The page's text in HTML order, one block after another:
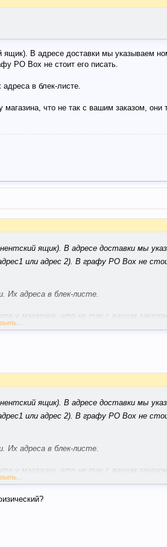
ящик). В адресе доставки мы указываем
PO Box не стоит его писать.
в блек-листе.
что не так с вашим заказом, они
ящик). В адресе доставки мы
или адрес 2). В графу PO Box не
Их адреса в блек-листе.
у магазина, что не так с вашим
ящик). В адресе доставки мы
или адрес 2). В графу PO Box не
Их адреса в блек-листе.
у магазина, что не так с вашим